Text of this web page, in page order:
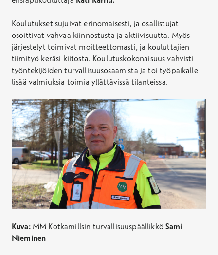
Koulutukset sujuivat erinomaisesti, ja osallistujat
osoittivat vahvaa kiinnostusta ja aktiivisuutta. Myös
järjestelyt toimivat moitteettomasti, ja kouluttajien
tiimityö keräsi kiitosta. Koulutuskokonaisuus vahvisti
työntekijöiden turvallisuusosaamista ja toi työpaikalle
lisää valmiuksia toimia yllättävissä tilanteissa.
Kuva: MM Kotkamillsin turvallisuuspäällikköSami
Nieminen